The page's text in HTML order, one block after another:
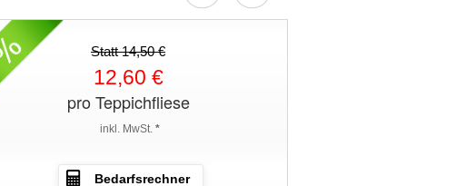
Statt 14,50 €
12,60 €
pro Teppichfliese
inkl. MwSt. *
Bedarfsrechner